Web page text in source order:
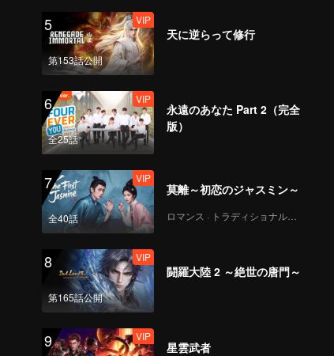
5
第153話公開
VIP
天に逆らって修行
6
全25話
VIP
永遠のあなた Part 2（完全
版）
7
全40話
VIP
莫離～初恋のジャスミン～
ロマンス · トラディショナル・コスチューム
8
第165話公開
VIP
闘羅大陸 2 ～絶世の唐門～
9 VIP
星雲武者